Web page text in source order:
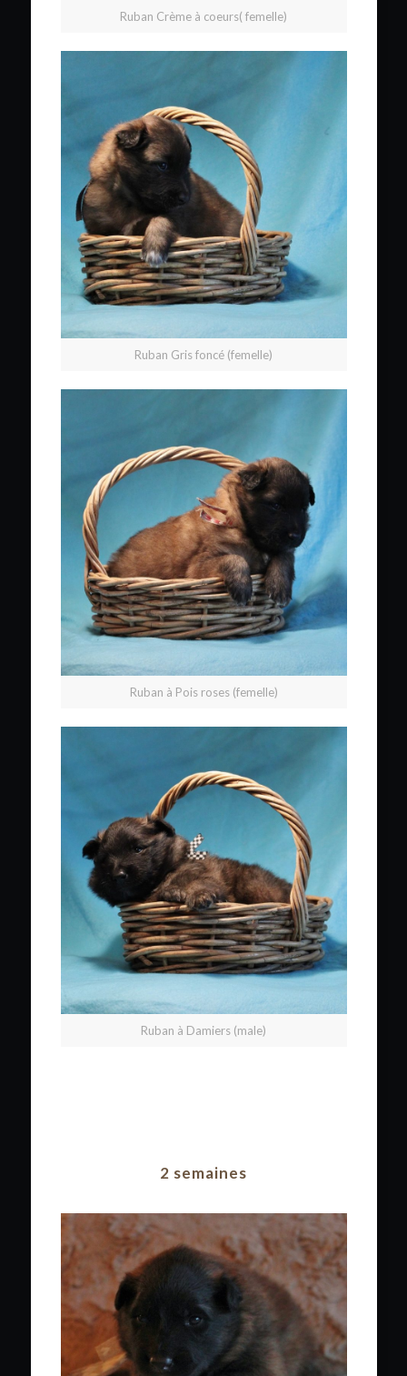
Ruban Crème à coeurs( femelle)
Ruban Gris foncé (femelle)
Ruban à Pois roses (femelle)
Ruban à Damiers (male)
2 semaines